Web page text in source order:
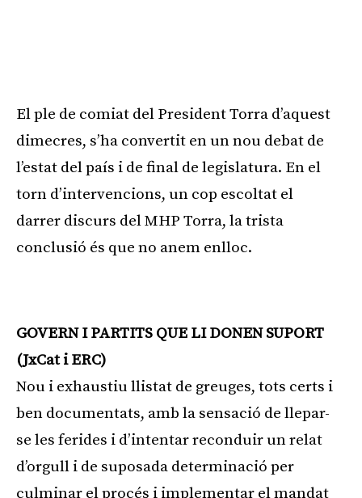
El ple de comiat del President Torra d’aquest
dimecres, s’ha convertit en un nou debat de
l’estat del país i de final de legislatura. En el
torn d’intervencions, un cop escoltat el
darrer discurs del MHP Torra, la trista
conclusió és que no anem enlloc.
GOVERN I PARTITS QUE LI DONEN SUPORT
(JxCat i ERC)
Nou i exhaustiu llistat de greuges, tots certs i
ben documentats, amb la sensació de llepar-
se les ferides i d’intentar reconduir un relat
d’orgull i de suposada determinació per
culminar el procés i implementar el mandat